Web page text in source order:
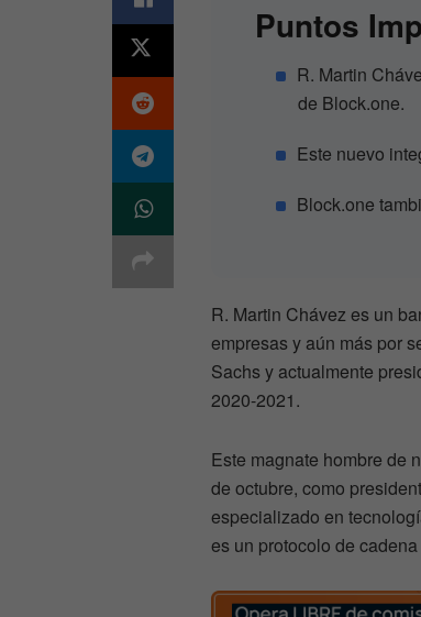
Puntos
R. Martin
de Block.one.
Este nuevo
Block.one
R. Martin Chávez es un
empresas y aún más por
Sachs y actualmente
2020-2021.
Este magnate hombre de
de octubre, como
especializado en
es un protocolo de